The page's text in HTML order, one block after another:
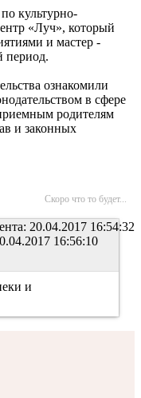
культурно-
«Луч», который
и мастер -
период.
ознакомили
в сфере
родителям
и законных
Скоро что то будет...
20.04.2017 16:54:32
16:56:10
и